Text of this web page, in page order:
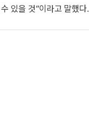
있을 것”이라고 말했다.